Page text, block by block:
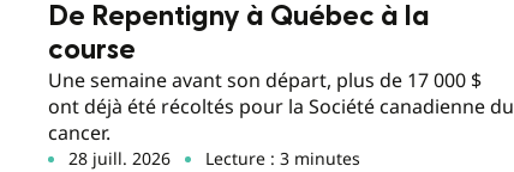
De Repentigny à Québec à la
course
Une semaine avant son départ, plus de 17 000 $
ont déjà été récoltés pour la Société canadienne du
cancer.
28 juill. 2026 Lecture : 3 minutes